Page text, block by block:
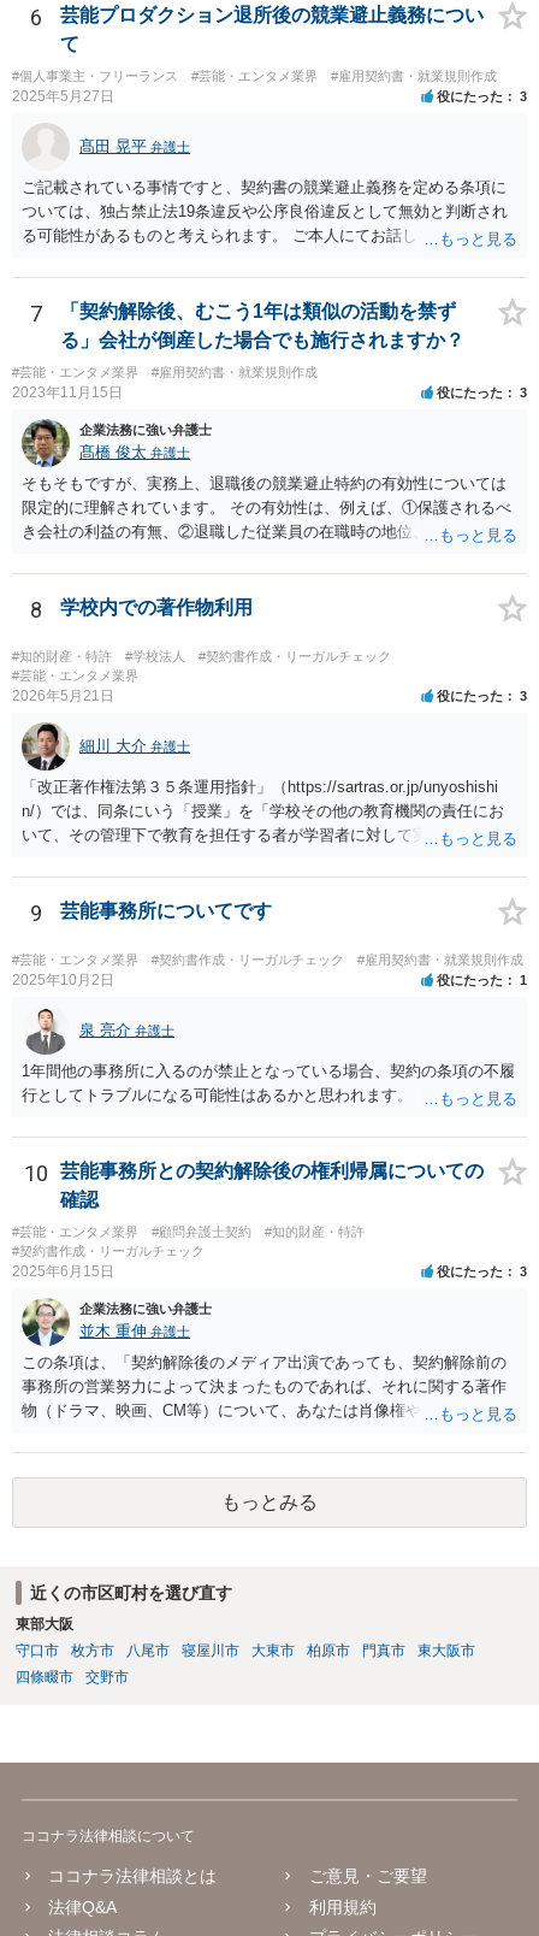
じて損害の補償をしなければならないと定められています。） ただ、
そこで「これはうちの定型書式なので変更できない」といった趣旨の
回答があれば、今後の信頼関係の構築を考えても、ご縁がなかったと
して契約を見送られた方が良いように思います。
6
芸能プロダクション退所後の競業避止義務につい
て
#個人事業主・フリーランス #芸能・エンタメ業界 #雇用契約書・就業規則作成
2025年5月27日 役にたった 3
髙田 晃平 弁護士
ご記載されている事情ですと、契約書の競業避止義務を定める条項に
ついては、独占禁止法19条違反や公序良俗違反として無効と判断され
る可能性があるものと考えられます。 ご本人にてお話しを進められる
で、弁護士を通じて交渉することも選択肢として取り得るかと思われ
ます。
7
「契約解除後、むこう1年は類似の活動を禁ず
る」会社が倒産した場合でも施行されますか？
#芸能・エンタメ業界 #雇用契約書・就業規則作成
2023年11月15日 役にたった 3
企業法務に強い弁護士
髙橋 俊太 弁護士
そもそもですが、実務上、退職後の競業避止特約の有効性については
限定的に理解されています。 その有効性は、例えば、①保護されるべ
き会社の利益の有無、②退職した従業員の在職時の地位、③地域的限
囲、⑥代償措置の有無といった判断要素によって検討されます。 いず
れにしても、書面を拝見するなど具体的な事情を詳しくお伺いする必
要はありますが、上記判断要素に照らす限り、ご相談のケースにおい
ては会社側の請求は認められにくいのではないかという印象です。
8 学校内での著作物利用
#知的財産・特許 #学校法人
#契約書作成・リーガルチェック
#芸能・エンタメ業界
2026年5月21日 役にたった 3
細川 大介 弁護士
「改正著作権法第３５条運用指針」（https://sartras.or.jp/unyoshishi
n/）では、同条にいう「授業」を「学校その他の教育機関の責任にお
いて、その管理下で教育を担任する者が学習者に対して実施する教育
級活動・クラブ活動・学校行事等）、部活動、課外補習授業等を、該
当しない例として自主的なボランティア活動・保護者会・ＰＴＡ活動
等を列挙しています。 本件をこれに当てはめますと、 ①主体である学
校司書は、学校図書館法第６条第１項上「専ら学校図書館の職務に従
事する職員」と位置づけられ、運用指針にいう「教育を担任する者」
書館独自の読書推進活動であり、該当例のいずれにも当たりません。
したがって、本件展示は「授業の過程」要件を満たさず、３５条によ
る適法化はできないと考えられます。 ただし、繰り返しになります
が、ご相談のケースのような事案が裁判沙汰になることが現実的には
のと思われます。
9 芸能事務所についてです
#芸能・エンタメ業界 #契約書作成・リーガルチェック #雇用契約書・就業規則作成
2025年10月2日 役にたった 1
泉 亮介 弁護士
1年間他の事務所に入るのが禁止となっている場合、契約の条項の不履
行としてトラブルになる可能性はあるかと思われます。
10
芸能事務所との契約解除後の権利帰属についての
確認
#芸能・エンタメ業界 #顧問弁護士契約
#知的財産・特許
#契約書作成・リーガルチェック
2025年6月15日 役にたった 3
企業法務に強い弁護士
並木 重伸 弁護士
この条項は、「契約解除後のメディア出演であっても、契約解除前の
事務所の営業努力によって決まったものであれば、それに関する著作
物（ドラマ、映画、CM等）について、あなたは肖像権やパブリシティ
う意味と思われます。 事務所が獲得した仕事から生じる権利を、解除
後も事務所が管理すること自体には合理性がある場合もあります。し
かし「事務所に帰属する」という表現は、本来他人に譲渡できるもの
ではない肖像権等が事務所に渡ってしまうかのようにも読め、あなた
所と協議することをお勧めします。
もっとみる
近くの市区町村を選び直す
東部大阪
守口市
枚方市 八尾市 寝屋川市 大東市 柏原市 門真市
東大阪市
四條畷市
交野市
ココナラ法律相談について
ココナラ法律相談とは
法律Q&A
ご意見・ご要望
利用規約